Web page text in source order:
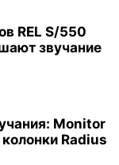
REL S/550
звучание
Monitor
Radius